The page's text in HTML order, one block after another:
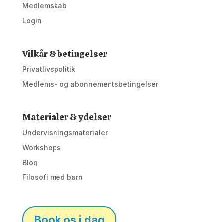
Medlemskab
Login
Vilkår & betingelser
Privatlivspolitik
Medlems- og abonnementsbetingelser
Materialer & ydelser
Undervisningsmaterialer
Workshops
Blog
Filosofi med børn
Book os i dag